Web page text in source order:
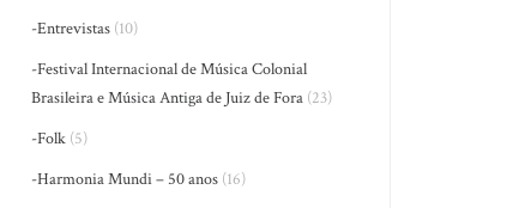
-Entrevistas (10)
-Festival Internacional de Música Colonial
Brasileira e Música Antiga de Juiz de Fora (23)
-Folk (5)
-Harmonia Mundi – 50 anos (16)